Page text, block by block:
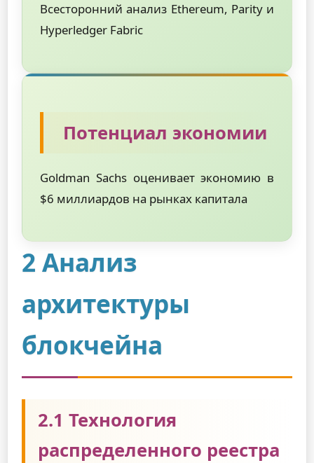
Всесторонний анализ Ethereum, Parity и
Hyperledger Fabric
Потенциал экономии
Goldman Sachs оценивает экономию в
$6 миллиардов на рынках капитала
2 Анализ
архитектуры
блокчейна
2.1 Технология
распределенного реестра